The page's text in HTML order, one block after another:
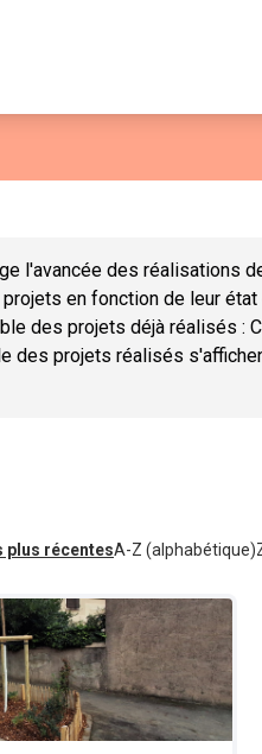
utilisateur
l'avancée des réalisations
en fonction de leur état
des projets déjà réalisés :
projets réalisés
plus récentesA-Z (alphabétique)